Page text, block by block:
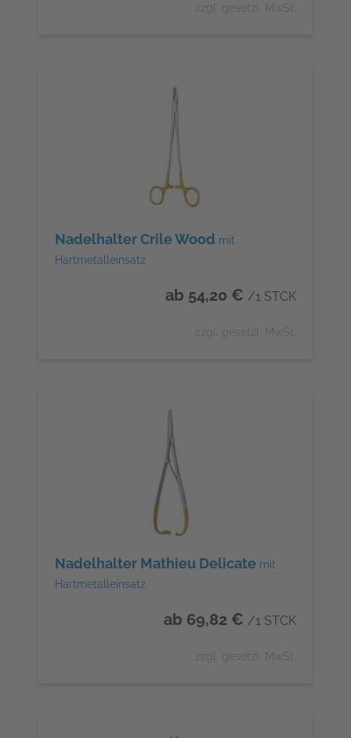
zzgl. gesetzl. MwSt.
Nadelhalter Crile Wood mit
Hartmetalleinsatz
ab 54,20 € /1 STCK
zzgl. gesetzl. MwSt.
Nadelhalter Mathieu Delicate mit
Hartmetalleinsatz
ab 69,82 € /1 STCK
zzgl. gesetzl. MwSt.